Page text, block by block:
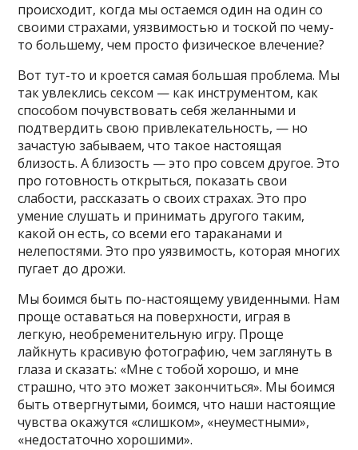
происходит, когда мы остаемся один на один со
своими страхами, уязвимостью и тоской по чему-
то большему, чем просто физическое влечение?
Вот тут-то и кроется самая большая проблема. Мы
так увлеклись сексом — как инструментом, как
способом почувствовать себя желанными и
подтвердить свою привлекательность, — но
зачастую забываем, что такое настоящая
близость. А близость — это про совсем другое. Это
про готовность открыться, показать свои
слабости, рассказать о своих страхах. Это про
умение слушать и принимать другого таким,
какой он есть, со всеми его тараканами и
нелепостями. Это про уязвимость, которая многих
пугает до дрожи.
Мы боимся быть по-настоящему увиденными. Нам
проще оставаться на поверхности, играя в
легкую, необременительную игру. Проще
лайкнуть красивую фотографию, чем заглянуть в
глаза и сказать: «Мне с тобой хорошо, и мне
страшно, что это может закончиться». Мы боимся
быть отвергнутыми, боимся, что наши настоящие
чувства окажутся «слишком», «неуместными»,
«недостаточно хорошими».